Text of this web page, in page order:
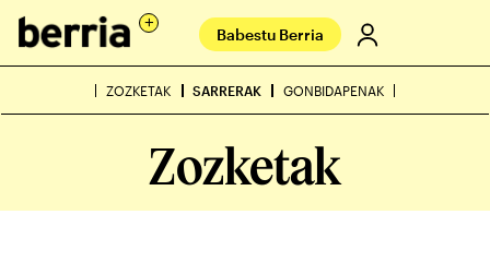
Babestu Berria
Zozketak
ZOZKETAK SARRERAK GONBIDAPENAK